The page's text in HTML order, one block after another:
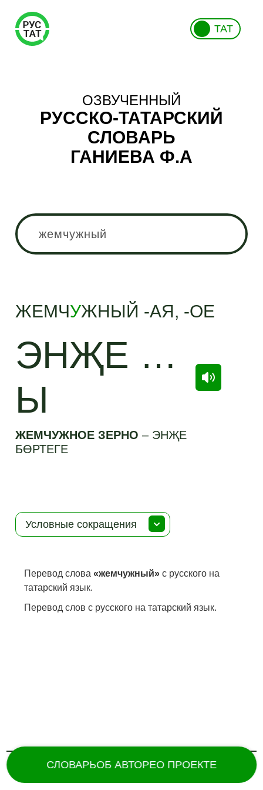
СЛОВАРЬОБ АВТОРЕО ПРОЕКТЕ
ТАТ
ОЗВУЧЕННЫЙ
РУССКО-ТАТАРСКИЙ
СЛОВАРЬ
ГАНИЕВА Ф.А
ЖЕМЧУЖНЫЙ -АЯ, -ОЕ
ЭНҖЕ …
Ы
ЖЕМЧУЖНОЕ ЗЕРНО– ЭНҖЕ
БӨРТЕГЕ
Условные сокращения
Перевод слова«жемчужный» с русского на
татарский язык.
Перевод слов с русского на татарский язык.